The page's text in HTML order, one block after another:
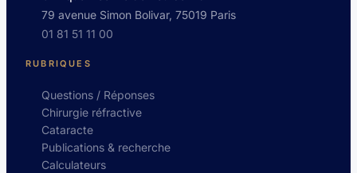
79 avenue Simon Bolivar, 75019 Paris
01 81 51 11 00
RUBRIQUES
Questions / Réponses
Chirurgie réfractive
Cataracte
Publications & recherche
Calculateurs